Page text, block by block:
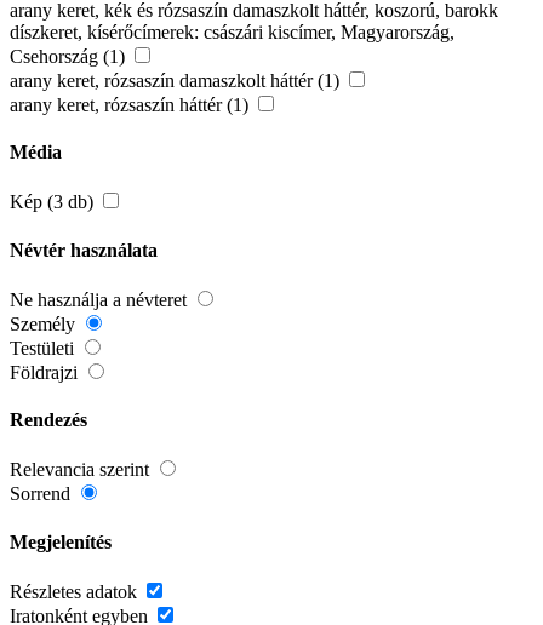
arany keret, kék és rózsaszín damaszkolt háttér, koszorú, barokk
díszkeret, kísérőcímerek: császári kiscímer, Magyarország,
Csehország (1)
arany keret, rózsaszín damaszkolt háttér (1)
arany keret, rózsaszín háttér (1)
Média
Kép (3 db)
Névtér használata
Ne használja a névteret
Személy
Testületi
Földrajzi
Rendezés
Relevancia szerint
Sorrend
Megjelenítés
Részletes adatok
Iratonként egyben